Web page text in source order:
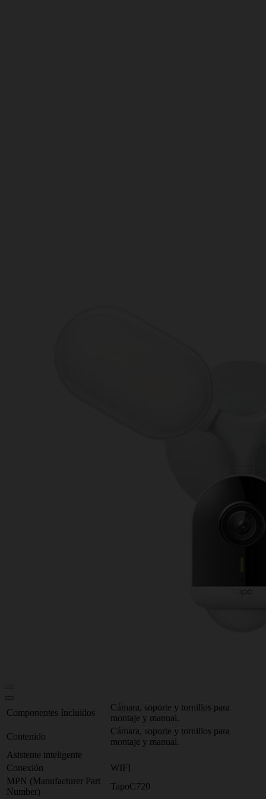
Componentes Incluidos
Cámara, soporte y tornillos para
montaje y manual.
Contenido
Cámara, soporte y tornillos para
montaje y manual.
Asistente inteligente
Conexión
WIFI
MPN (Manufacturer Part
Number)
TapoC720